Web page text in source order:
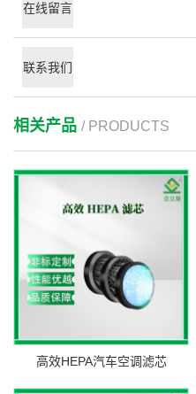
在线留言
联系我们
相关产品 / PRODUCTS
高效HEPA汽车空调滤芯